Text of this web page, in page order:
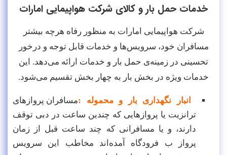
خدمات حمل بار و کالای شرکت هواپیمایی امارات
شرکت هواپیمایی امارات به منظور رفاه هرچه بیشتر
مسافران خود، سرویس‌ها و خدمات قابل توجه و درخور
تحسینی در زمینه‌ی حمل بار و خدمات ارائه می‌دهد. این
خدمات ویژه در بخش بار به چهار بخش تقسیم می‌شود.
انبار نگهداری بار و محموله :مسافران پروازهای
ترانزیت یا پروازهایی که چندین ساعت در دبی توقف
دارند، و یا مسافرانی که چند ساعت قبل از زمان
پرواز ب فرودگاه آمده‌اند مخاطب این سرویس